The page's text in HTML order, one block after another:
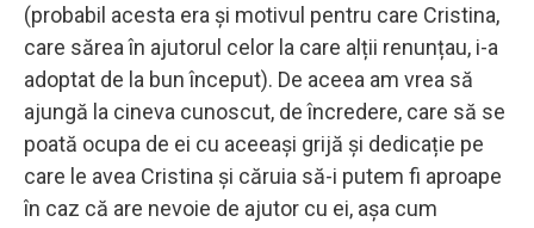
(probabil acesta era și motivul pentru care Cristina,
care sărea în ajutorul celor la care alții renunțau, i-a
adoptat de la bun început). De aceea am vrea să
ajungă la cineva cunoscut, de încredere, care să se
poată ocupa de ei cu aceeași grijă și dedicație pe
care le avea Cristina și căruia să-i putem fi aproape
în caz că are nevoie de ajutor cu ei, așa cum